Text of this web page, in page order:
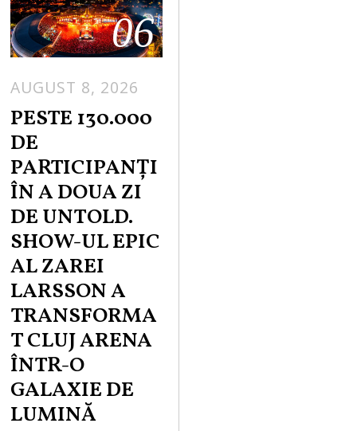
06
AUGUST 8, 2026
PESTE 130.000
DE
PARTICIPANȚI
ÎN A DOUA ZI
DE UNTOLD.
SHOW-UL EPIC
AL ZAREI
LARSSON A
TRANSFORMA
T CLUJ ARENA
ÎNTR-O
GALAXIE DE
LUMINĂ